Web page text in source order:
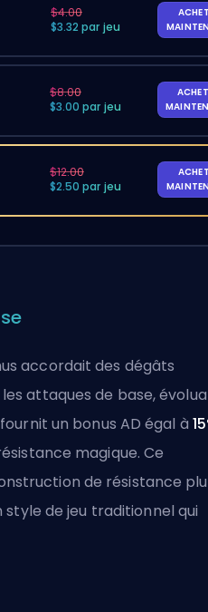
$4.00
$3.32 par jeu
$8.00
$3.00 par jeu
$12.00
$2.50 par jeu
accordait des dégâts
attaques de base,
un bonus AD égal à
magique. Ce
de résistance
style de jeu traditionnel qui